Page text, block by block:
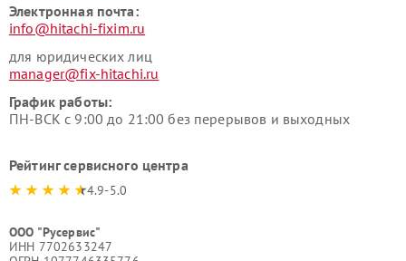
Электронная почта:
info@hitachi-fixim.ru
для юридических лиц
manager@fix-hitachi.ru
График работы:
ПН-ВСК с 9:00 до 21:00 без перерывов и выходных
Рейтинг сервисного центра
4.9-5.0
ООО "Русервис"
ИНН 7702633247